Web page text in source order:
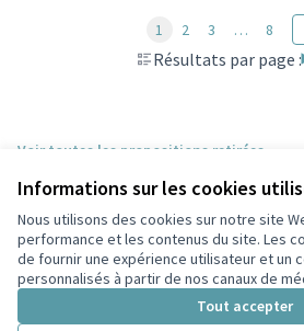
Informations sur les cookies
Nous utilisons des cookies sur notre site
performance et les contenus du site. Les
de fournir une expérience utilisateur et un
personnalisés à partir de nos canaux de
Tout accepter
Résultats par page :
1 2 3 … 8
Voir toutes les propositions retirées
Conditions d'utilisation
Paramètres des cookies
Participez Villeurbanne sur X
(Lien externe)
Participez Villeurbanne sur Facebook
Participez Villeurbanne sur
Participez Villeurbanne sur
(Lien externe)